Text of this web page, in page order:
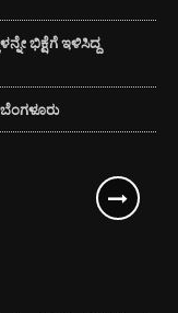
ಭಿಕ್ಷೆಗೆ ಇಳಿಸಿದ್ದ